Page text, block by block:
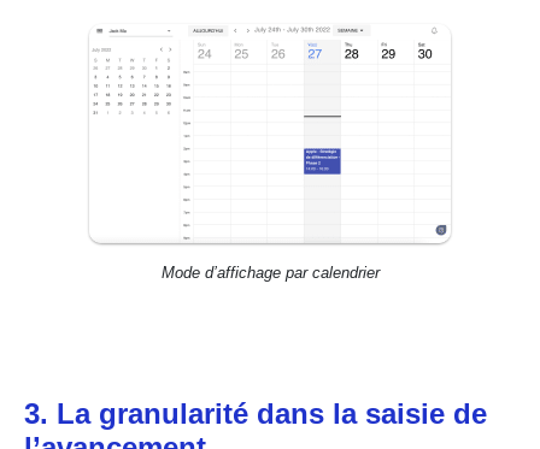
Mode d’affichage par calendrier
3. La granularité dans la saisie de